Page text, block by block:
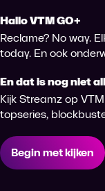
Hallo VTM GO+
Reclame? No way.
today. En ook
En dat is nog niet
Kijk Streamz op
topseries,
Begin met kijken